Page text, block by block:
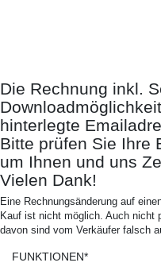
Die Rechnung inkl.
hinterlegte
Bitte prüfen Sie Ihre
um Ihnen und uns
Vielen Dank!
Eine Rechnungsänderung auf
Kauf ist nicht möglich. Auch nicht
davon sind vom Verkäufer falsch
FUNKTIONEN*